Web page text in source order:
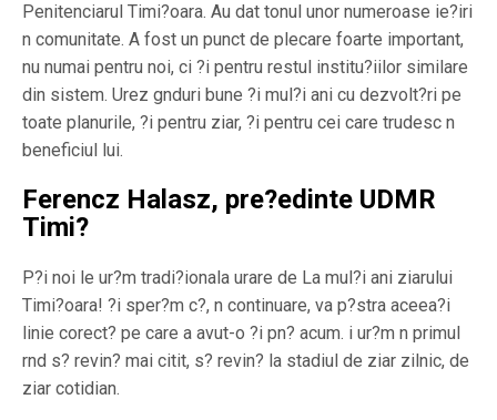
Penitenciarul Timi?oara. Au dat tonul unor numeroase ie?iri
n comunitate. A fost un punct de plecare foarte important,
nu numai pentru noi, ci ?i pentru restul institu?iilor similare
din sistem. Urez gnduri bune ?i mul?i ani cu dezvolt?ri pe
toate planurile, ?i pentru ziar, ?i pentru cei care trudesc n
beneficiul lui.
Ferencz Halasz, pre?edinte UDMR
Timi?
P?i noi le ur?m tradi?ionala urare de La mul?i ani ziarului
Timi?oara! ?i sper?m c?, n continuare, va p?stra aceea?i
linie corect? pe care a avut-o ?i pn? acum. i ur?m n primul
rnd s? revin? mai citit, s? revin? la stadiul de ziar zilnic, de
ziar cotidian.